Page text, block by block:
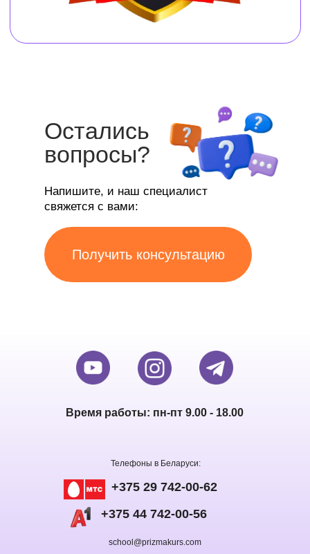
Остались
вопросы?
Напишите, и наш специалист
свяжется с вами:
Получить консультацию
school@prizmakurs.com
+375 44 742-00-56
+375 29 742-00-62
Время работы: пн-пт 9.00 - 18.00
Телефоны в Беларуси: